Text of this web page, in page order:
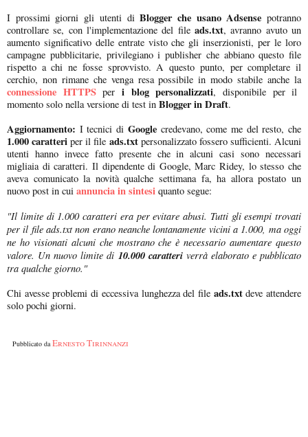
I prossimi giorni gli utenti diBlogger che usano Adsense potranno
controllare se, con l'implementazione del file ads.txt, avranno avuto un
aumento significativo delle entrate visto che gli inserzionisti, per le loro
campagne pubblicitarie, privilegiano i publisher che abbiano questo file
rispetto a chi ne fosse sprovvisto. A questo punto, per completare il
cerchio, non rimane che venga resa possibile in modo stabile anche la
connessione HTTPSperi blog personalizzati, disponibile per il
momento solo nella versione di test in Blogger in Draft.
Aggiornamento: I tecnici di Googlecredevano, come me del resto, che
1.000 caratteri per il file ads.txt personalizzato fossero sufficienti. Alcuni
utenti hanno invece fatto presente che in alcuni casi sono necessari
migliaia di caratteri. Il dipendente di Google, Marc Ridey, lo stesso che
aveva comunicato la novità qualche settimana fa, ha allora postato un
nuovo post in cui annuncia in sintesi quanto segue:
"Il limite di 1.000 caratteri era per evitare abusi. Tutti gli esempi trovati
per il file ads.txt non erano neanche lontanamente vicini a 1.000, ma oggi
ne ho visionati alcuni che mostrano che è necessario aumentare questo
valore. Un nuovo limite di 10.000 caratteri verrà elaborato e pubblicato
tra qualche giorno."
Chi avesse problemi di eccessiva lunghezza del file ads.txtdeve attendere
solo pochi giorni.
Pubblicato daErnesto Tirinnanzi